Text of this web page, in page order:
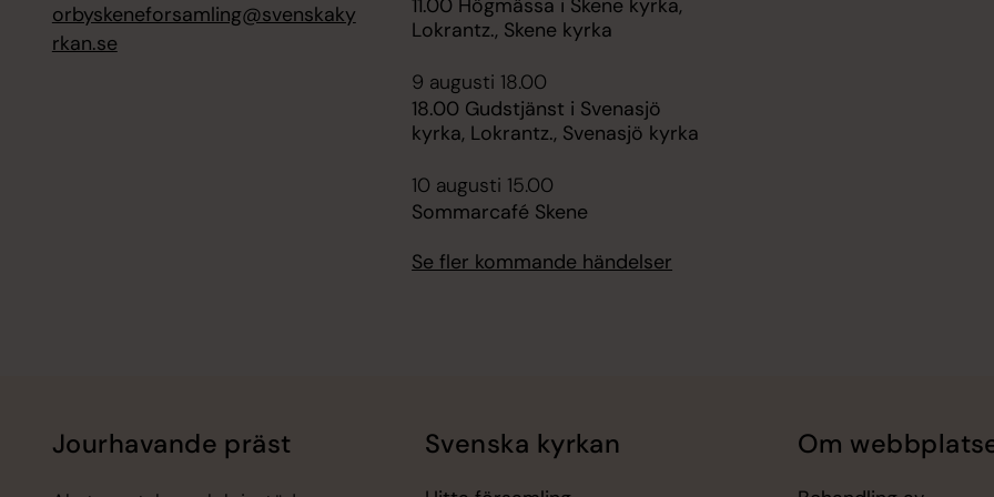
orbyskeneforsamling@svenskaky
rkan.se
Lokrantz., Skene kyrka
9 augusti 18.00
18.00 Gudstjänst i Svenasjö
kyrka, Lokrantz., Svenasjö kyrka
10 augusti 15.00
Sommarcafé Skene
Se fler kommande händelser
Jourhavande präst Svenska kyrkan Om